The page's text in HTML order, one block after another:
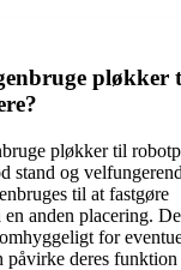
pløkker
pløkker til
stand og
til at fastgøre
anden placering.
for
påvirke deres